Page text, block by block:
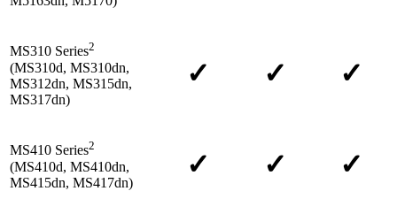
MS310 Series2
(MS310d, MS310dn,
MS312dn, MS315dn,
MS317dn)
✓ ✓ ✓
MS410 Series2
(MS410d, MS410dn,
MS415dn, MS417dn)
✓ ✓ ✓